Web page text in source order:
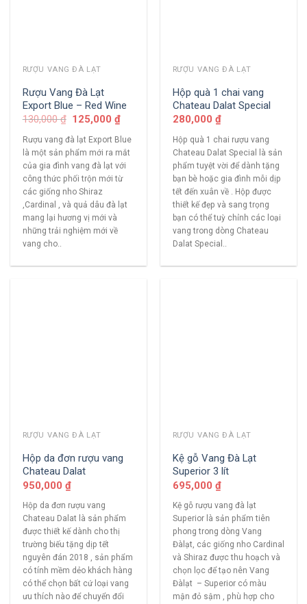
RƯỢU VANG ĐÀ LẠT
Rượu Vang Đà Lạt
Export Blue – Red Wine
130,000₫ 125,000₫
Rượu vang đà lạt Export Blue
là một sản phẩm mới ra mắt
của gia đình vang đà lạt với
công thức phối trộn mới từ
các giống nho Shiraz
,Cardinal , và quả dâu đà lạt
mang lại hương vị mới và
những trải nghiệm mới về
vang cho..
RƯỢU VANG ĐÀ LẠT
Hộp quà 1 chai vang
Chateau Dalat Special
280,000 ₫
Hộp quà 1 chai rượu vang
Chateau Dalat Special là sản
phẩm tuyệt vời để dành tặng
bạn bè hoặc gia đình mỗi dịp
tết đến xuân về . Hộp được
thiết kế đẹp và sang trọng
bạn có thể tuỳ chỉnh các loại
vang trong dòng Chateau
Dalat Special..
RƯỢU VANG ĐÀ LẠT
Hộp da đơn rượu vang
Chateau Dalat
950,000 ₫
Hộp da đơn rượu vang
Chateau Dalat là sản phẩm
được thiết kế dành cho thị
trường biếu tặng dịp tết
nguyên đán 2018 , sản phẩm
có tính mềm dẻo khách hàng
có thể chọn bất cứ loại vang
ưu thích nào để chuyển đổi
RƯỢU VANG ĐÀ LẠT
Kệ gỗ Vang Đà Lạt
Superior 3 lít
695,000 ₫
Kệ gỗ rượu vang đà lạt
Superior là sản phẩm tiên
phong trong dòng Vang
Đàlạt, các giống nho Cardinal
và Shiraz được thu hoạch và
chọn lọc để tạo nên Vang
Đàlạt – Superior có màu
mận đỏ sậm , phù hợp cho